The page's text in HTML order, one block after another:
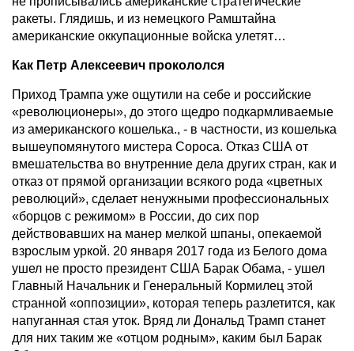
ракеты. Глядишь, и из немецкого Рамштайна
американские оккупационные войска улетят…
Как Петр Алексеевич прокололся
Приход Трампа уже ощутили на себе и российские
«революционеры», до этого щедро подкармливаемые
из американского кошелька., - в частности, из кошелька
вышеупомянутого мистера Сороса. Отказ США от
вмешательства во внутренние дела других стран, как и
отказ от прямой организации всякого рода «цветных
революций», сделает ненужными профессиональных
«борцов с режимом» в России, до сих пор
действовавших на манер мелкой шпаны, опекаемой
взрослым уркой. 20 января 2017 года из Белого дома
ушел не просто президент США Барак Обама, - ушел
Главный Начальник и Генеральный Кормилец этой
странной «оппозиции», которая теперь разлетится, как
напуганная стая уток. Вряд ли Дональд Трамп станет
для них таким же «отцом родным», каким был Барак